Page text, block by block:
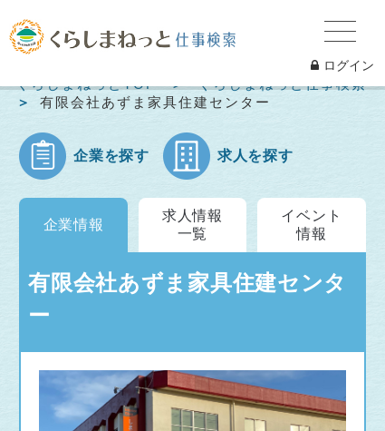
ログイン
くらしまねっとTOP
くらしまねっと仕事検索
有限会社あずま家具住建センター
企業を探す 求人を探す
企業情報
求人情報
一覧
イベント
情報
有限会社あずま家具住建センタ
ー